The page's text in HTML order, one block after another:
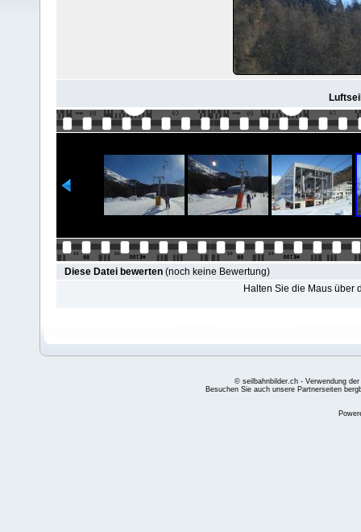
Diese Datei bewerten (noch keine Bewertung)
Halten Sie die Maus über
© seilbahnbilder.ch - Verwendung
Besuchen Sie auch unsere Partnerseiten